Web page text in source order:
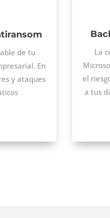
de tu
En
y ataques
La
el
a tus